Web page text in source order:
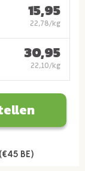
15,95
22,78/kg
30,95
22,10/kg
BE)